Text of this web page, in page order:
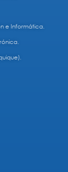
e Informática.